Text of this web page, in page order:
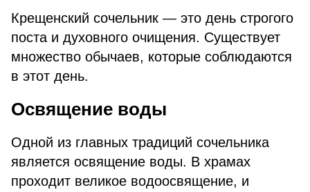
Крещенский сочельник — это день строгого
поста и духовного очищения. Существует
множество обычаев, которые соблюдаются
в этот день.
Освящение воды
Одной из главных традиций сочельника
является освящение воды. В храмах
проходит великое водоосвящение, и